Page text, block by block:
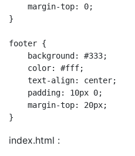
    margin-top: 0;
}
footer {
    background: #333;
    color: #fff;
    text-align: center;
    padding: 10px 0;
    margin-top: 20px;
}
index.html :